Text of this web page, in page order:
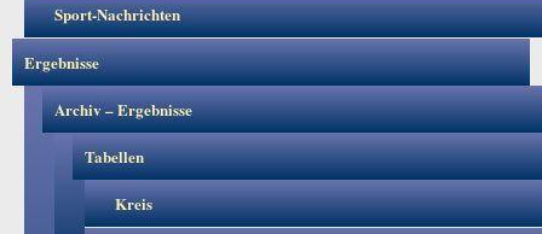
Sport-Nachrichten
Ergebnisse
Archiv – Ergebnisse
Tabellen
Kreis